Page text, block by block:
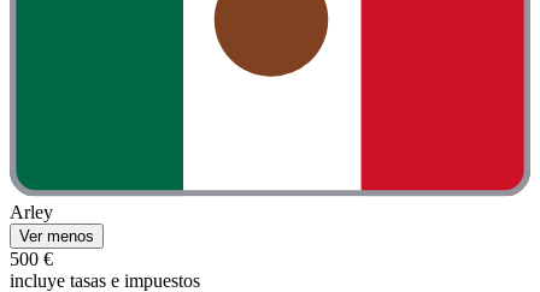
Arley
Ver menos
500 €
incluye tasas e impuestos